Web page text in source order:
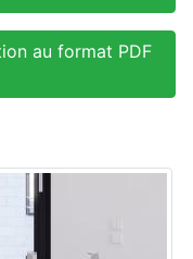
au format PDF